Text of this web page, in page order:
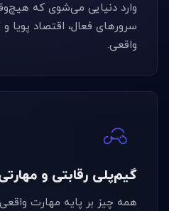
وارد دنیایی می‌شوی که
سرورهای فعال، اقتصاد پویا و
واقعی.
گیم‌پلی رقابتی و
همه چیز بر پایه مهارت واقعی